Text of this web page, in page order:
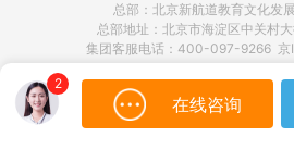
咨询 立
总部：北京新航道教育文化发
总部地址：北京市海淀区中关村
集团客服电话：400-097-9266 京
2
在线咨询